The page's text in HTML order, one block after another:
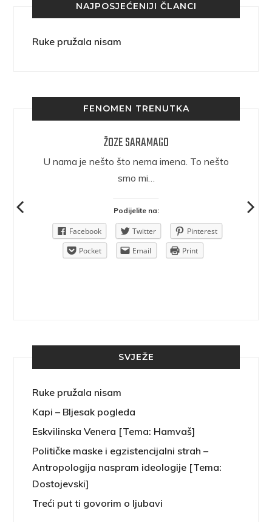
NAJPOSJEĆENIJI ČLANCI
Ruke pružala nisam
FENOMEN TRENUTKA
ŽOZE SARAMAGO
U nama je nešto što nema imena. To nešto
smo mi…
Podijelite na:
Facebook Twitter
Pinterest
Pocket
Email Print
SVJEŽE
Ruke pružala nisam
Kapi – Bljesak pogleda
Eskvilinska Venera [Tema: Hamvaš]
Političke maske i egzistencijalni strah –
Antropologija naspram ideologije [Tema:
Dostojevski]
Treći put ti govorim o ljubavi